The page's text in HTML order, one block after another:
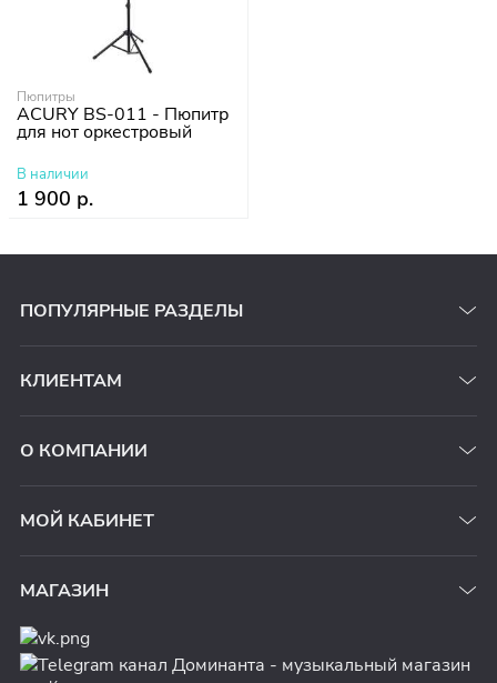
Пюпитры
ACURY BS-011 - Пюпитр
для нот оркестровый
В наличии
1 900 р.
ПОПУЛЯРНЫЕ РАЗДЕЛЫ
КЛИЕНТАМ
О КОМПАНИИ
МОЙ КАБИНЕТ
МАГАЗИН